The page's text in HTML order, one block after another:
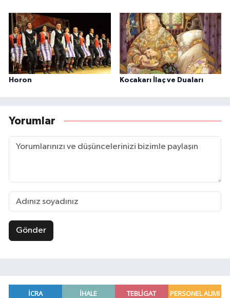
Horon Kocakarı İlaç ve Duaları
Yorumlar
Gönder